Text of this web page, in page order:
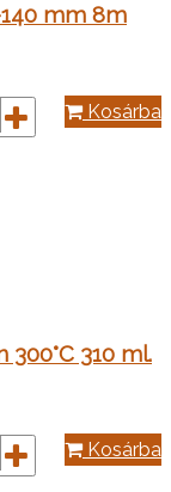
mm 8m
Kosárba
310 ml.
Kosárba